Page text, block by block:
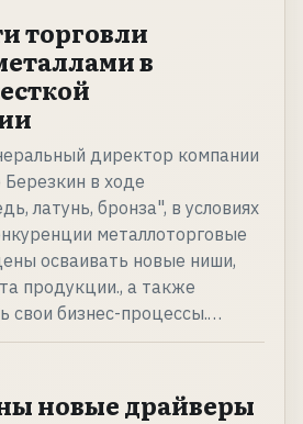
торговли
в
директор компании
в ходе
латунь, бронза", в условиях
металлоторговые
осваивать новые ниши,
продукции., а также
свои бизнес-процессы.…
новые драйверы